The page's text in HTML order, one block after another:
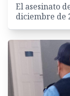
El asesinato
diciembre de